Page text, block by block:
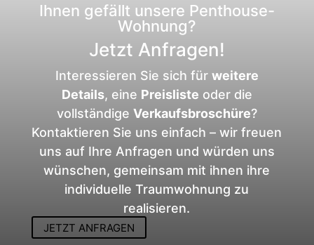
Ihnen gefällt unsere Penthouse-
Wohnung?
Jetzt Anfragen!
Interessieren Sie sich für weitere
Details, eine Preisliste oder die
vollständige Verkaufsbroschüre?
Kontaktieren Sie uns einfach – wir freuen
uns auf Ihre Anfragen und würden uns
wünschen, gemeinsam mit ihnen ihre
individuelle Traumwohnung zu
realisieren.
JETZT ANFRAGEN